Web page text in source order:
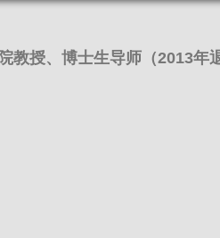
到
教授、博士生导师（2013年